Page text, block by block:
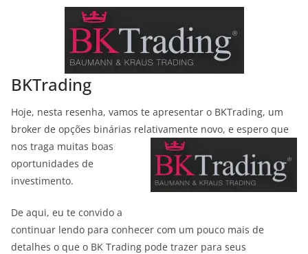
BKTrading
Hoje, nesta resenha, vamos te apresentar o BKTrading, um
broker de opções binárias relativamente novo, e espero que
nos traga muitas boas
oportunidades de
investimento.
De aqui, eu te convido a
continuar lendo para conhecer com um pouco mais de
detalhes o que o BK Trading pode trazer para seus